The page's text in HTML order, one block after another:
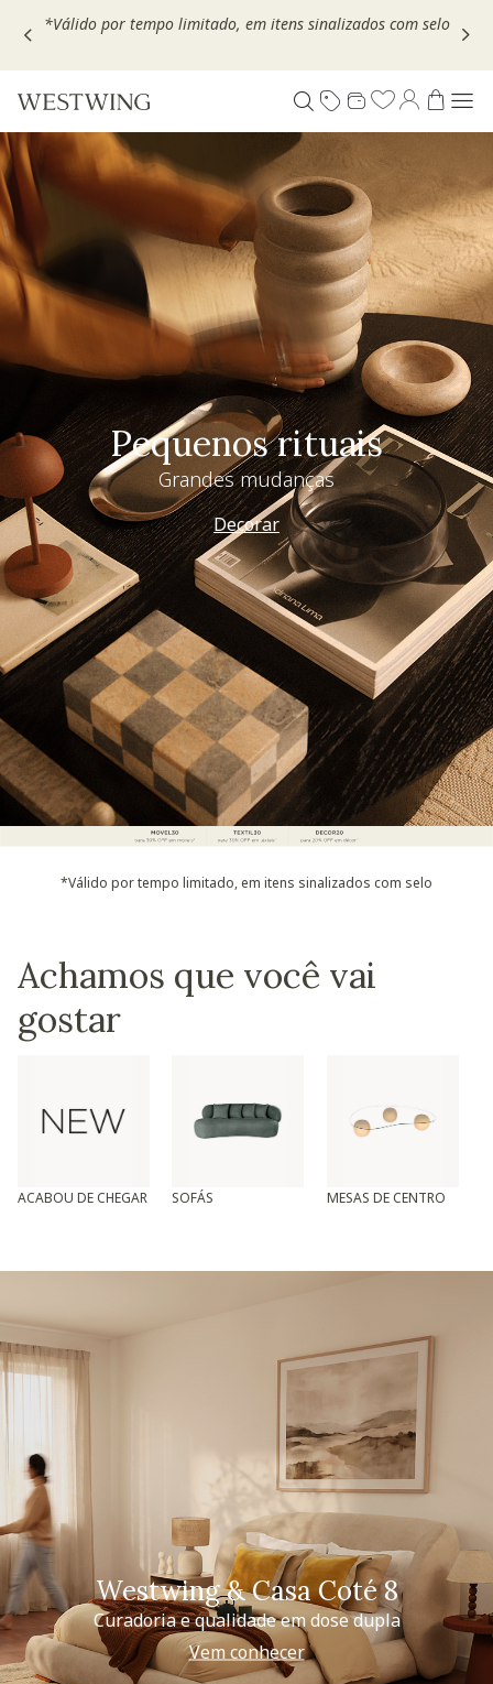
Escolha seu VOUCHER e ganhe até 30% OFF*: useMOVEL30,
Pequenos rituais
Grandes mudanças
Decorar
*Válido por tempo limitado, em itens sinalizados com selo
Achamos que você vai
gostar
ACABOU DE CHEGAR SOFÁS MESAS DE CENTRO
Westwing & Casa Coté 8
Curadoria e qualidade em dose dupla
Vem conhecer